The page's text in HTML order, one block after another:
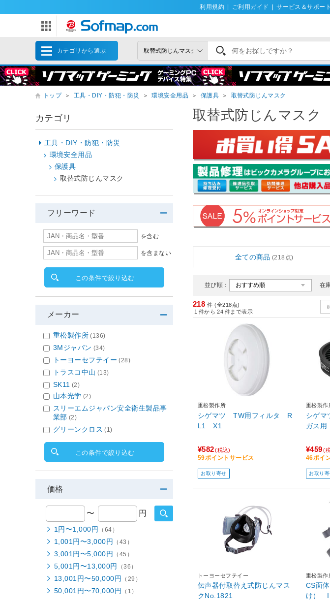
利用規約 ご利用ガイド サービス＆サポート
カテゴリから選ぶ
トップ ＞ 工具・DIY・防犯・防災 ＞ 環境安全用品 ＞ 保護具 ＞ 取替式防じんマスク
取替式防じんマスク
全ての商品 (218点)
並び順： 在
218 件 (全218点)
1 件から 24 件まで表示
重松製作所
シゲマツ TW用フィルタ R
L1 X1
¥582 (税込)
59ポイントサービス
お取り寄せ
重松製作
シゲ
ガス
¥459 (
46ポイ
お取り
トーヨーセフテイー
伝声器付取替え式防じんマス
クNo.1821
重松製作
CS面
け）
カテゴリ
工具・DIY・防犯・防災
環境安全用品
保護具
取替式防じんマスク
フリーワード
を含む
を含まない
この条件で絞り込む
メーカー
重松製作所 (136)
3Mジャパン (34)
トーヨーセフテイー (28)
トラスコ中山 (13)
SK11 (2)
山本光学 (2)
スリーエムジャパン安全衛生製品事
業部 (2)
グリーンクロス (1)
この条件で絞り込む
価格
〜 円
1円〜1,000円 （64）
1,001円〜3,000円 （43）
3,001円〜5,000円 （45）
5,001円〜13,000円 （36）
13,001円〜50,000円 （29）
50,001円〜70,000円 （1）